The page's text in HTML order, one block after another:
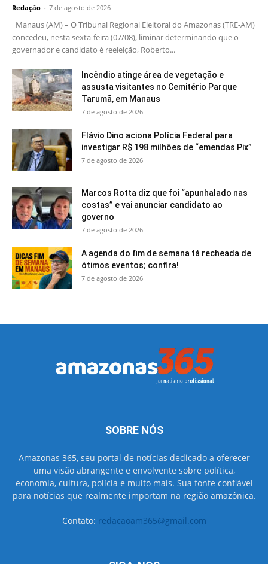
Redação - 7 de agosto de 2026
Manaus (AM) – O Tribunal Regional Eleitoral do Amazonas (TRE-AM)
concedeu, nesta sexta-feira (07/08), liminar determinando que o
governador e candidato è reeleição, Roberto...
Incêndio atinge área de vegetação e
assusta visitantes no Cemitério Parque
Tarumã, em Manaus
7 de agosto de 2026
Flávio Dino aciona Polícia Federal para
investigar R$ 198 milhões de “emendas Pix”
7 de agosto de 2026
Marcos Rotta diz que foi “apunhalado nas
costas” e vai anunciar candidato ao
governo
7 de agosto de 2026
A agenda do fim de semana tá recheada de
ótimos eventos; confira!
7 de agosto de 2026
SOBRE NÓS
Amazonas 365, seu portal de notícias dedicado a oferecer
uma visão abrangente e envolvente sobre política,
economia, cultura, polícia e muito mais. Sua fonte confiável
para notícias que realmente importam na região amazônica.
Contato: redacaoam365@gmail.com